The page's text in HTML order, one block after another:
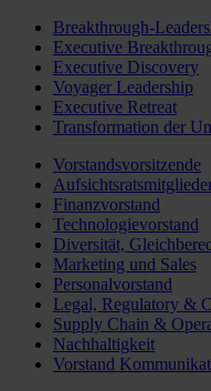
Breakthrough-
Executive
Executive Discovery
Voyager Leadership
Executive Retreat
Transformation der
Vorstandsvorsitzende
Finanzvorstand
Technologievorstand
Diversität,
Marketing und Sales
Personalvorstand
Legal, Regulatory &
Supply Chain &
Nachhaltigkeit
Vorstand